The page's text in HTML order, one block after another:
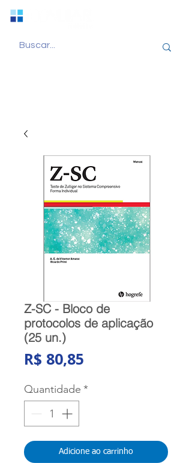
Z-SC - Bloco de
protocolos de aplicação
(25 un.)
R$ 80,85
Quantidade *
Adicione ao carrinho